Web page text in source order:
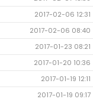
2017-02-06 12:31
2017-02-06 08:40
2017-01-23 08:21
2017-01-20 10:36
2017-01-19 12:11
2017-01-19 09:17